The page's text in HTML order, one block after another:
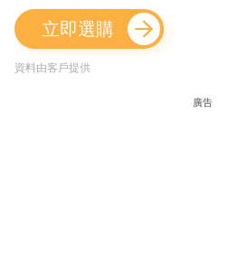
立即選購
資料由客戶提供
廣告